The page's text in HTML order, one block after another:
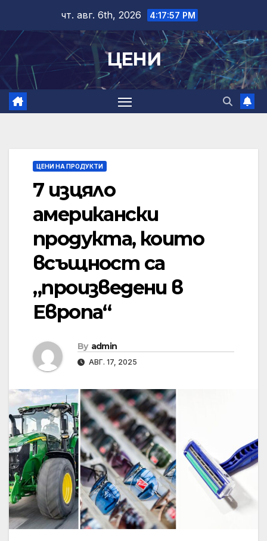
content
чт. авг. 6th, 2026 4:17:58 PM
ЦЕНИ
ЦЕНИ НА ПРОДУКТИ
7 изцяло
американски
продукта, които
всъщност са
„произведени в
Европа“
By admin
АВГ. 17, 2025